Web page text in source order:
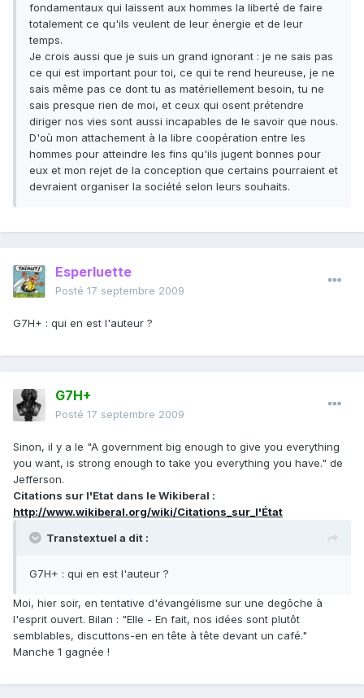
fondamentaux qui laissent aux hommes la liberté de faire
totalement ce qu'ils veulent de leur énergie et de leur
temps.
Je crois aussi que je suis un grand ignorant : je ne sais pas
ce qui est important pour toi, ce qui te rend heureuse, je ne
sais même pas ce dont tu as matériellement besoin, tu ne
sais presque rien de moi, et ceux qui osent prétendre
diriger nos vies sont aussi incapables de le savoir que nous.
D'où mon attachement à la libre coopération entre les
hommes pour atteindre les fins qu'ils jugent bonnes pour
eux et mon rejet de la conception que certains pourraient et
devraient organiser la société selon leurs souhaits.
Esperluette
Posté 17 septembre 2009
G7H+ : qui en est l'auteur ?
G7H+
Posté 17 septembre 2009
Sinon, il y a le "A government big enough to give you everything
you want, is strong enough to take you everything you have." de
Jefferson.
Citations sur l'Etat dans le Wikiberal :
http://www.wikiberal.org/wiki/Citations_sur_l'État
Transtextuel a dit :
G7H+ : qui en est l'auteur ?
Moi, hier soir, en tentative d'évangélisme sur une degôche à
l'esprit ouvert. Bilan : "Elle - En fait, nos idées sont plutôt
semblables, discuttons-en en tête à tête devant un café."
Manche 1 gagnée !